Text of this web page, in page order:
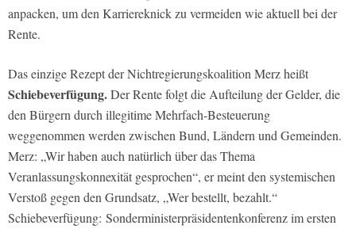
anpacken, um den Karriereknick zu vermeiden wie aktuell bei der
Rente.
Das einzige Rezept der Nichtregierungskoalition Merz heißt
Schiebeverfügung.Der Rente folgt die Aufteilung der Gelder, die
den Bürgern durch illegitime Mehrfach-Besteuerung
weggenommen werden zwischen Bund, Ländern und Gemeinden.
Merz: „Wir haben auch natürlich über das Thema
Veranlassungskonnexität gesprochen“, er meint den systemischen
Verstoß gegen den Grundsatz, „Wer bestellt, bezahlt.“
Schiebeverfügung: Sonderministerpräsidentenkonferenz im ersten